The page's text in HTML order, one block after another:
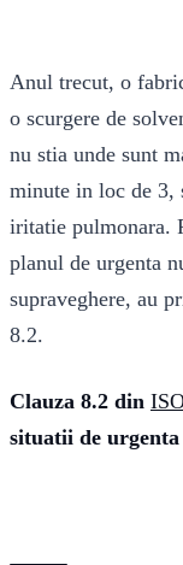
Anul trecut, o
o scurgere de
nu stia unde sunt
minute in loc de 3,
iritatie pulmonara.
planul de urgenta
supraveghere, au
8.2.
Clauza 8.2 din
situatii de